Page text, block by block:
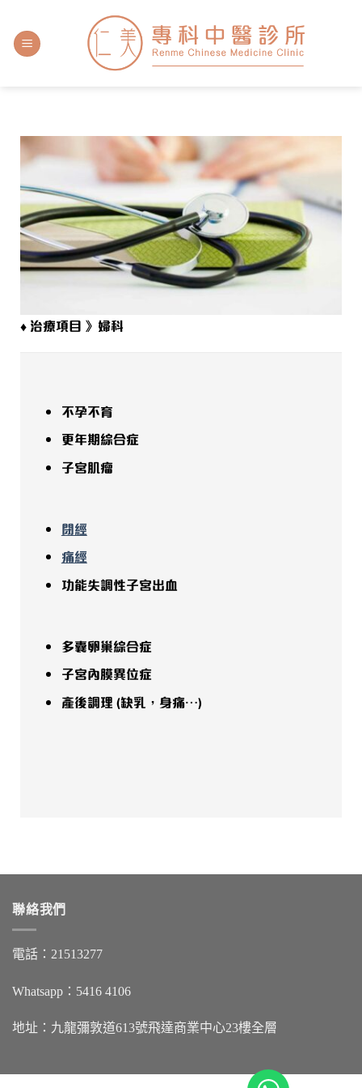
♦ 治療項目 》婦科
不孕不育
更年期綜合症
子宮肌瘤
閉經
痛經
功能失調性子宮出血
多囊卵巢綜合症
子宮內膜異位症
產後調理 (缺乳，身痛…)
聯絡我們
電話：21513277
Whatsapp：5416 4106
地址：九龍彌敦道613號飛達商業中心23樓全層